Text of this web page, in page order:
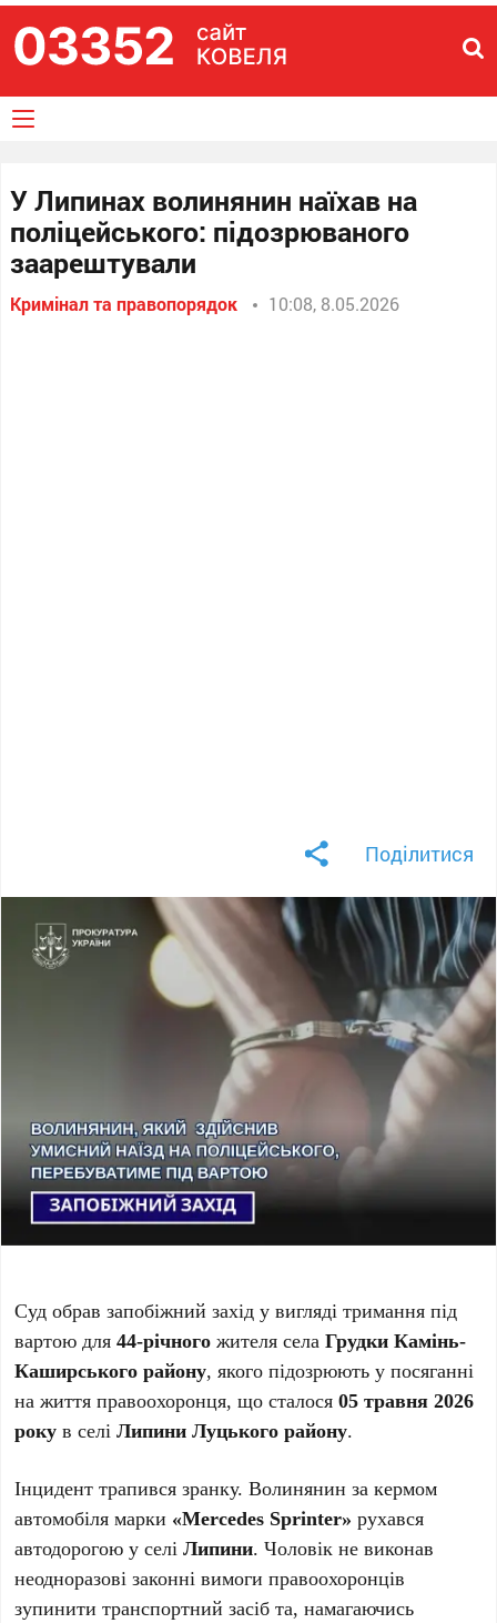
У Липинах волинянин наїхав на
поліцейського: підозрюваного
заарештували
Кримінал та правопорядок 10:08, 8.05.2026
Поділитися
Суд обрав запобіжний захід у вигляді тримання під
вартою для44-річного жителя селаГрудки Камінь-
Каширського району, якого підозрюють у посяганні
на життя правоохоронця, що сталося05 травня 2026
року в селіЛипини Луцького району.
Інцидент трапився зранку. Волинянин за кермом
автомобіля марки «Mercedes Sprinter» рухався
автодорогою у селіЛипини. Чоловік не виконав
неодноразові законні вимоги правоохоронців
зупинити транспортний засіб та, намагаючись